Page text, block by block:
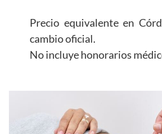
Precio equivalente en
cambio oficial.
No incluye honorarios